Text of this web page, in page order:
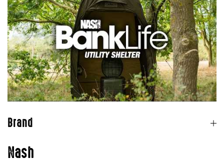
Brand
Nash